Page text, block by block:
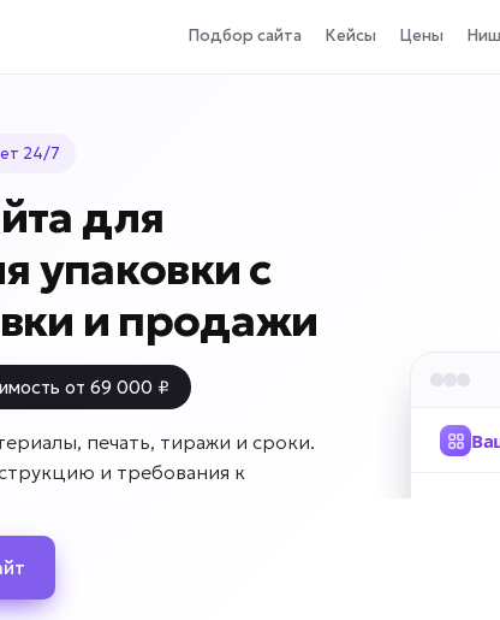
Подбор сайта Кейсы Цены
24/7
для
упаковки с
и продажи
от 69 000 ₽
печать, тиражи и сроки.
и требования к